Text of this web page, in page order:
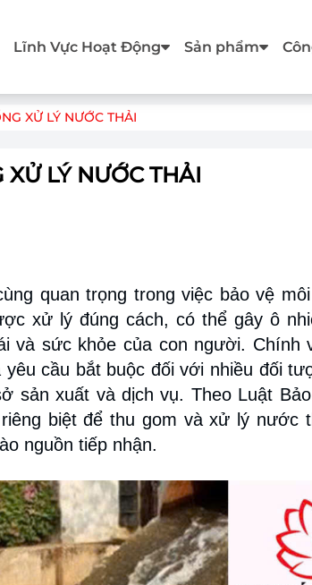
Lĩnh Vực Hoạt Động Sản phẩm
XỬ LÝ NƯỚC THẢI
LÝ NƯỚC THẢI
quan trọng trong việc bảo vệ
xử lý đúng cách, có thể gây ô
và sức khỏe của con người. Chính
cầu bắt buộc đối với nhiều đối
sản xuất và dịch vụ. Theo Luật
biệt để thu gom và xử lý nước
nguồn tiếp nhận.